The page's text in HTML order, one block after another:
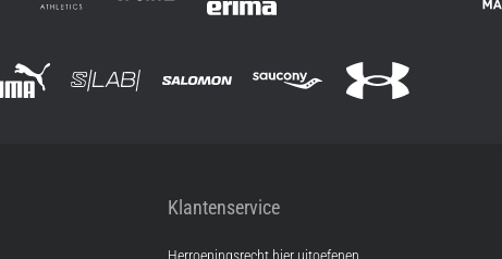
Klantenservice